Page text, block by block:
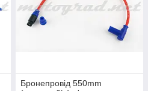
Бронепровід 550mm